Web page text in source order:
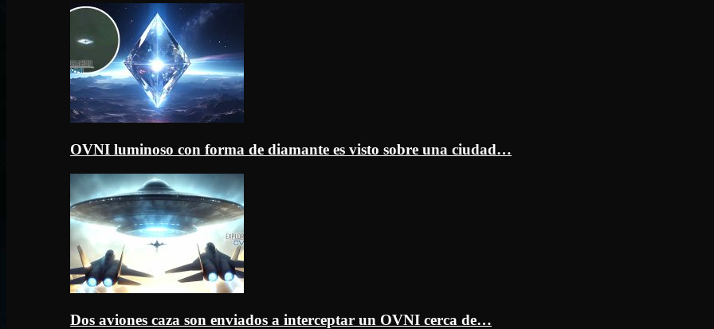
OVNI luminoso con forma de diamante es visto sobre una ciudad…
Dos aviones caza son enviados a interceptar un OVNI cerca de…